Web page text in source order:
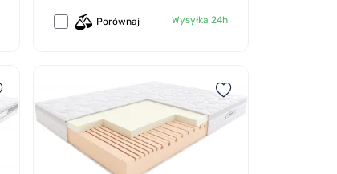
Porównaj Wysyłka 24h